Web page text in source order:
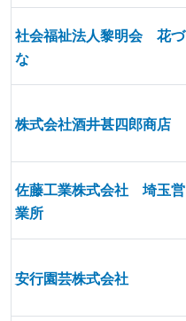
社会福祉法人黎明会 花づ
な
株式会社酒井甚四郎商店
佐藤工業株式会社 埼玉営
業所
安行園芸株式会社